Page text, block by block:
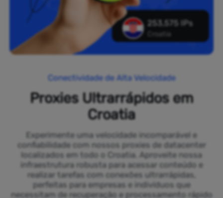
253,575 IPs
Croatia
Conectividade de Alta Velocidade
Proxies Ultrarrápidos em
Croatia
Experimente uma velocidade incomparável e
confiabilidade com nossos proxies de datacenter
localizados em todo o Croatia. Aproveite nossa
infraestrutura robusta para acessar conteúdo e
realizar tarefas com conexões ultrarrápidas,
perfeitas para empresas e indivíduos que
necessitam de recuperação e processamento rápido